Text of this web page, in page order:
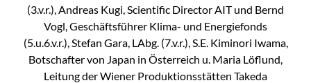
(3.v.r.), Andreas Kugi, Scientific Director AIT und Bernd
Vogl, Geschäftsführer Klima- und Energiefonds
(5.u.6.v.r.), Stefan Gara, LAbg. (7.v.r.), S.E. Kiminori Iwama,
Botschafter von Japan in Österreich u. Maria Löflund,
Leitung der Wiener Produktionsstätten Takeda